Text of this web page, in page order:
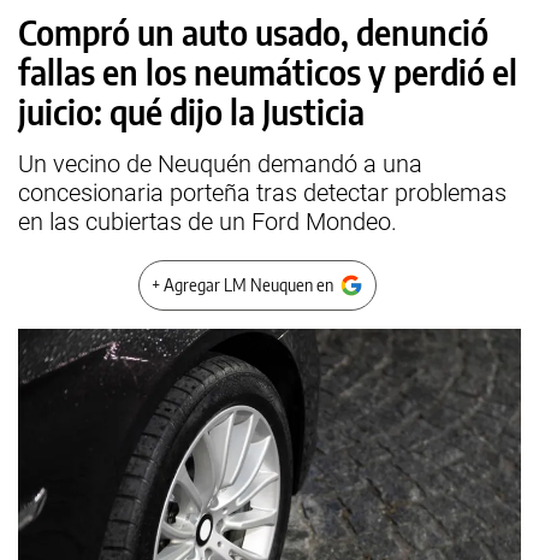
Compró un auto usado, denunció
fallas en los neumáticos y perdió el
juicio: qué dijo la Justicia
Un vecino de Neuquén demandó a una
concesionaria porteña tras detectar problemas
en las cubiertas de un Ford Mondeo.
+ Agregar LM Neuquen en